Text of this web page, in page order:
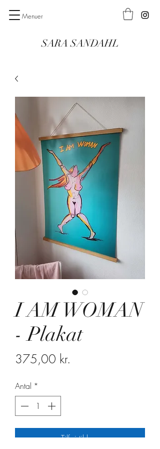
Menuer
SARA SANDAHL
I AM WOMAN
- Plakat
375,00 kr.
Antal *
Tilføj til kurv